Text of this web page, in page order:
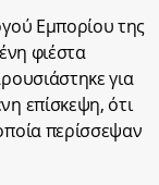
Εμπορίου της
φιέστα
για
επίσκεψη, ότι
περίσσεψαν